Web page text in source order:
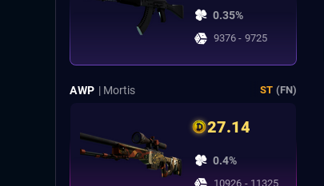
0.35%
9376 - 9725
AWP | Mortis ST (FN)
27.14
0.4%
10926 - 11325